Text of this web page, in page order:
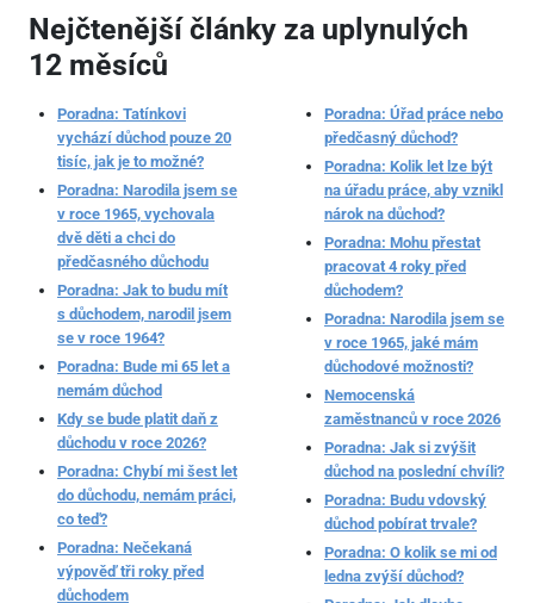
Nejčtenější články za uplynulých
12 měsíců
Poradna: Tatínkovi
vychází důchod pouze 20
tisíc, jak je to možné?
Poradna: Narodila jsem se
v roce 1965, vychovala
dvě děti a chci do
předčasného důchodu
Poradna: Jak to budu mít
s důchodem, narodil jsem
se v roce 1964?
Poradna: Bude mi 65 let a
nemám důchod
Kdy se bude platit daň z
důchodu v roce 2026?
Poradna: Chybí mi šest let
do důchodu, nemám práci,
co teď?
Poradna: Nečekaná
výpověď tři roky před
důchodem
Poradna: Úřad práce nebo
předčasný důchod?
Poradna: Kolik let lze být
na úřadu práce, aby vznikl
nárok na důchod?
Poradna: Mohu přestat
pracovat 4 roky před
důchodem?
Poradna: Narodila jsem se
v roce 1965, jaké mám
důchodové možnosti?
Nemocenská
zaměstnanců v roce 2026
Poradna: Jak si zvýšit
důchod na poslední chvíli?
Poradna: Budu vdovský
důchod pobírat trvale?
Poradna: O kolik se mi od
ledna zvýší důchod?